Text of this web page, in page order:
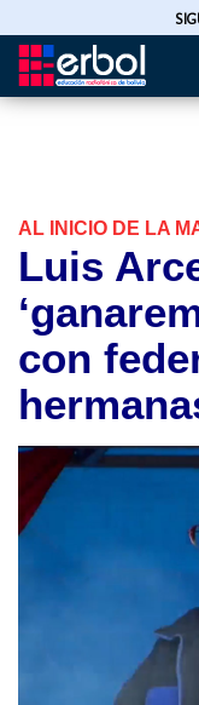
Pasar
AL INICIO DE LA
Luis
con